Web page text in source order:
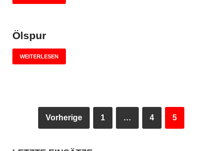
Ölspur
WEITERLESEN
Vorherige 1 … 4 5